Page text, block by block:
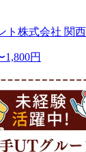
ト株式会社 関
1,800円